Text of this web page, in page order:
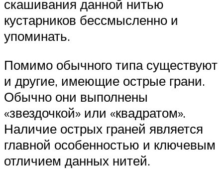
скашивания данной нитью
кустарников бессмысленно и
упоминать.
Помимо обычного типа существуют
и другие, имеющие острые грани.
Обычно они выполнены
«звездочкой» или «квадратом».
Наличие острых граней является
главной особенностью и ключевым
отличием данных нитей.